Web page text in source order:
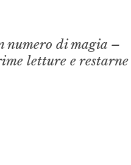
numero di magia –
letture e restarne